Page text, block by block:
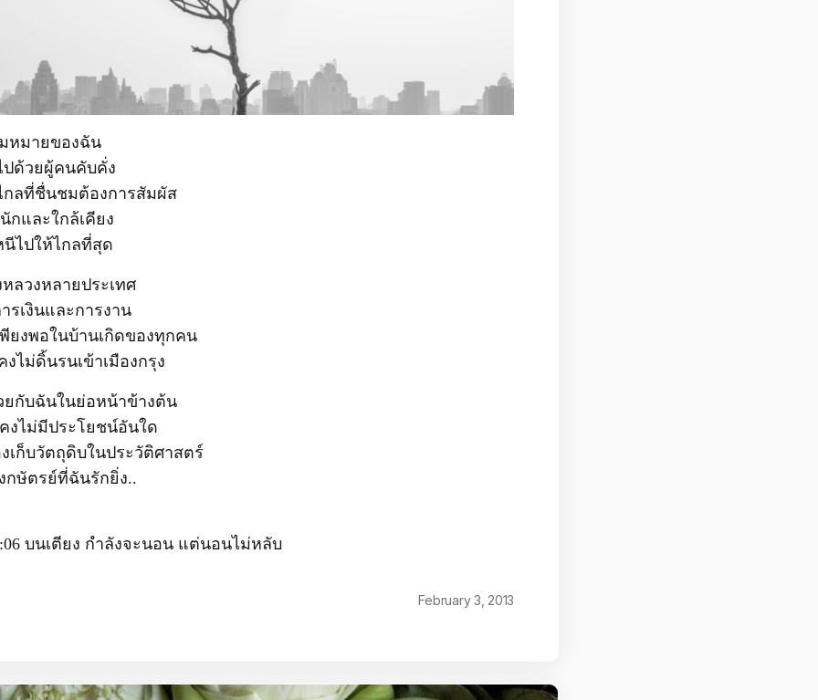
หมายของฉัน
ด้วยผู้คนคับคั่ง
กลที่ชื่นชมต้องการสัมผัส
และใกล้เคียง
ไปให้ไกลที่สุด
หลวงหลายประเทศ
รเงินและการงาน
ยงพอในบ้านเกิดของทุกคน
งไม่ดิ้นรนเข้าเมืองกรุง
ยกับฉันในย่อหน้าข้างต้น
งไม่มีประโยชน์อันใด
งเก็บวัตถุดิบในประวัติศาสตร์
ษัตรย์ที่ฉันรักยิ่ง..
บนเตียง กำลังจะนอน แต่นอนไม่หลับ
February 3, 2013